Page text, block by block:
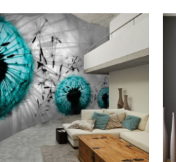
ma
wiele
wariantów.
Opcje
można
wybrać
na
stronie
produktu